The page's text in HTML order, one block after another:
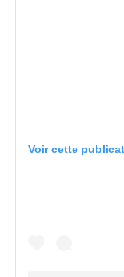
Voir cette